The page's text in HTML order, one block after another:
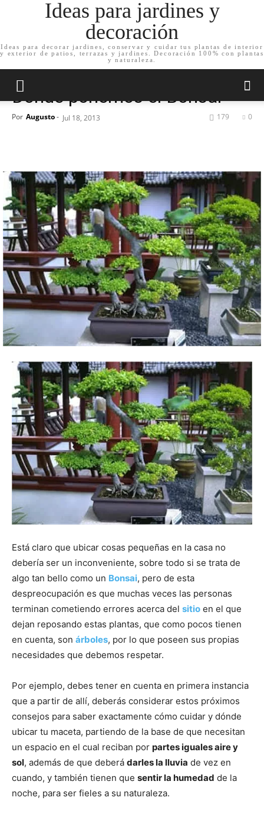
Ideas para jardines y
decoración
Ideas para decorar jardines, conservar y cuidar tus plantas de interior
y exterior de patios, terrazas y jardines. Decoración 100% con plantas
y naturaleza.
Inicio Cuida tu jardín
Dónde ponemos el Bonsai
Por Augusto- Jul 18, 2013 0
179
Está claro que ubicar cosas pequeñas en la casa no
debería ser un inconveniente, sobre todo si se trata de
algo tan bello como un Bonsai, pero de esta
despreocupación es que muchas veces las personas
terminan cometiendo errores acerca del sitio en el que
dejan reposando estas plantas, que como pocos tienen
en cuenta, son árboles, por lo que poseen sus propias
necesidades que debemos respetar.
Por ejemplo, debes tener en cuenta en primera instancia
que a partir de allí, deberás considerar estos próximos
consejos para saber exactamente cómo cuidar y dónde
ubicar tu maceta, partiendo de la base de que necesitan
un espacio en el cual reciban por partes iguales aire y
sol, además de que deberá darles la lluvia de vez en
cuando, y también tienen que sentir la humedad de la
noche, para ser fieles a su naturaleza.